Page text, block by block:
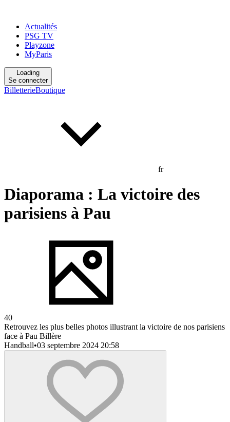
Actualités
PSG TV
Playzone
MyParis
Loading
Se connecter
BilletterieBoutique
fr
Diaporama : La victoire des
parisiens à Pau
40
Retrouvez les plus belles photos illustrant la victoire de nos parisiens
face à Pau Billère
Handball•03 septembre 2024 20:58